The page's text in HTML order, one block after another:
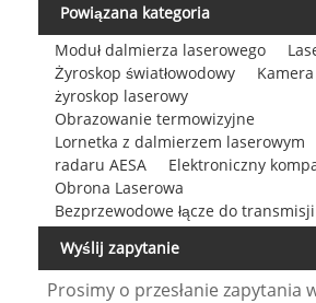
Powiązana kategoria
Moduł dalmierza laserowego
Żyroskop światłowodowy
żyroskop laserowy
Obrazowanie termowizyjne
Lornetka z dalmierzem laserowym
radaru AESA
Elektroniczny
Obrona Laserowa
Bezprzewodowe łącze do
Wyślij zapytanie
Prosimy o przesłanie zapytania